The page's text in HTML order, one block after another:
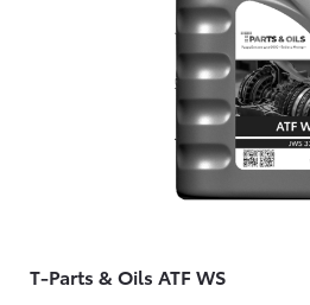
T-Parts & Oils ATF WS